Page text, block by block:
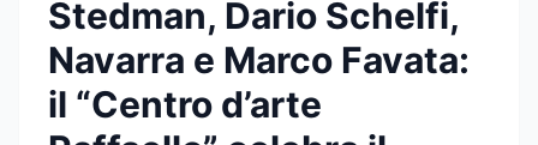
Stedman, Dario Schelfi,
Navarra e Marco Favata:
il “Centro d’arte